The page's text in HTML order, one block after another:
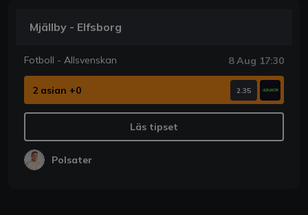
Mjällby - Elfsborg
Fotboll - Allsvenskan 8 Aug 17:30
2 asian +0 2.35
Läs tipset
Polsater